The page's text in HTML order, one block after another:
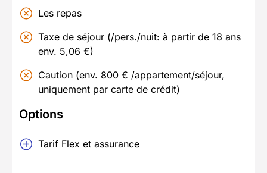
Les repas
Taxe de séjour (/pers./nuit: à partir de 18 ans
env. 5,06 €)
Caution (env. 800 € /appartement/séjour,
uniquement par carte de crédit)
Options
Tarif Flex et assurance